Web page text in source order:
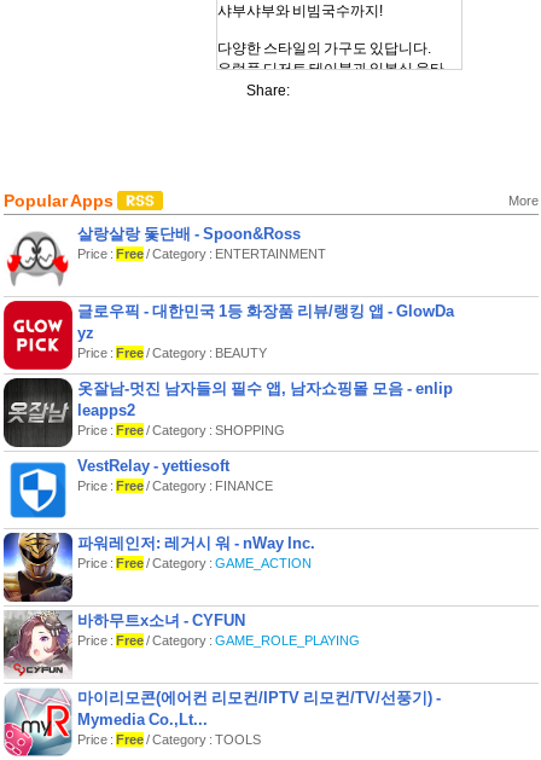
샤부샤부와 비빔국수까지!
다양한 스타일의 가구도 있답니다.
유럽풍 디저트 테이블과 일본식 울타
리, 지중해 스타일의 오븐도 있어요!
좋게 지내야 해요!
다양한 손님과 대화를 나눠보는 건 어때
싸우지 말고 그들의 이야기를 들어보세
요!
대화와 편지를 통해 손님들의 이야기를
바꿀 수도 있어요!
비밀스러운 이야기와 깜짝 놀랄 경력까
지, 다양한 이야기가 있답니다.
귀여운 당신만의 고양이 식탁에서 펼쳐
집니다.
작해보세요!
[필수 권한]
장' 등을 위해 필요합니다.
동영상 광고는
READ_EXTERNAL_STORAGE의 권
Share:
Popular Apps More
살랑살랑 돛단배 - Spoon&Ross
Price : Free/ Category : ENTERTAINMENT
글로우픽 - 대한민국 1등 화장품 리뷰/랭킹 앱 - GlowDa
yz
Price : Free/ Category : BEAUTY
옷잘남-멋진 남자들의 필수 앱, 남자쇼핑몰 모음 - enlip
leapps2
Price : Free/ Category : SHOPPING
VestRelay - yettiesoft
Price : Free/ Category : FINANCE
파워레인저: 레거시 워 - nWay Inc.
Price : Free/ Category : GAME_ACTION
바하무트x소녀 - CYFUN
Price : Free/ Category : GAME_ROLE_PLAYING
마이리모콘(에어컨 리모컨/IPTV 리모컨/TV/선풍기) -
Mymedia Co.,Lt...
Price : Free/ Category : TOOLS